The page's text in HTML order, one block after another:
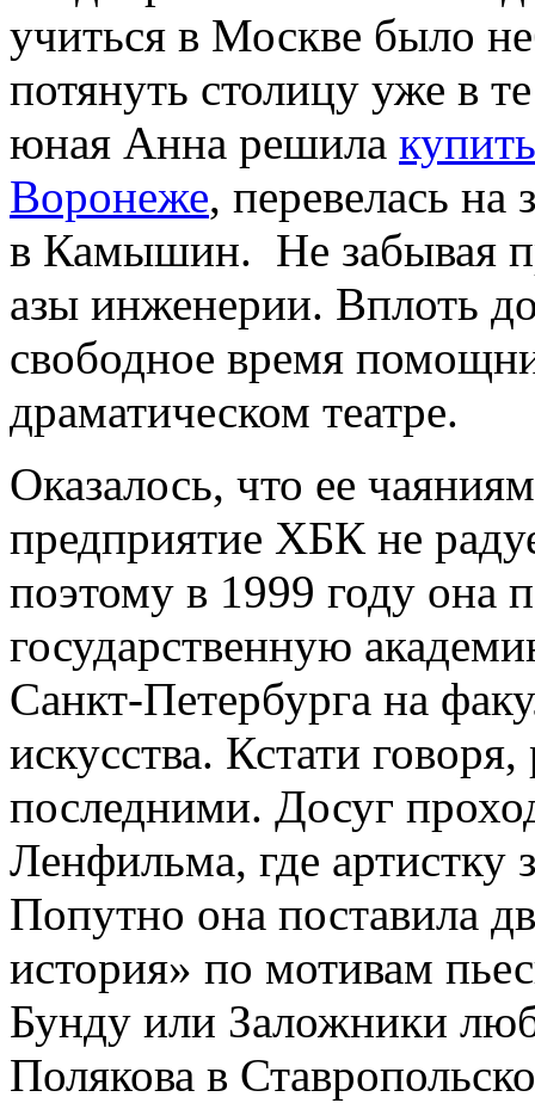
учиться в Москве было
потянуть столицу уже в
юная Анна решила
Воронеже, перевелась на
в Камышин. Не забывая
азы инженерии. Вплоть
свободное время
драматическом театре.
Оказалось, что ее
предприятие ХБК не
поэтому в 1999 году она
государственную
Санкт-Петербурга на
искусства. Кстати
последними. Досуг
Ленфильма, где артистку
Попутно она поставила
история» по мотивам
Бунду или Заложники
Полякова в